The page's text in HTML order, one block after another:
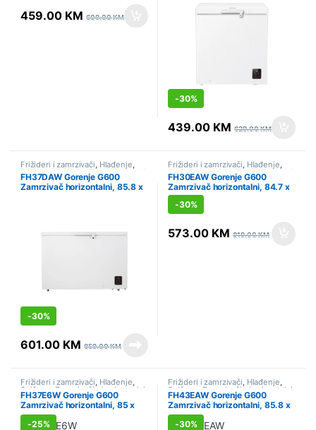
459.00 KM 609.00KM
-30%
439.00 KM 629.00KM
Frižideri i zamrzivači Hlađenje
Sniženo,Zamrzivači - horizontalni
FH37DAW Gorenje G600
Zamrzivač horizontalni, 85.8 x
-30%
601.00 KM 859.00KM
Frižideri i zamrzivači Hlađenje
Sniženo,Zamrzivači - horizontalni
FH30EAW Gorenje G600
Zamrzivač horizontalni, 84.7 x
111.4 x 63 cm
-30%
573.00 KM 819.00KM
Frižideri i zamrzivači, Hlađenje,
Sniženo,Zamrzivači - horizontalni
FH37E6W Gorenje G600
Zamrzivač horizontalni, 85 x
130 x 70.5 cm
-25%
Frižideri i zamrzivači, Hlađenje,
Sniženo,Zamrzivači - horizontalni
FH43EAW Gorenje G600
Zamrzivač horizontalni, 85.8 x
142.9 x 74.6 cm
-30%